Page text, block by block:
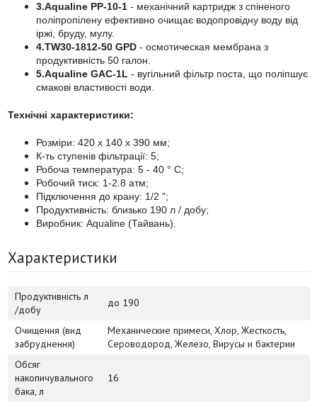
3.Aqualine PP-10-1- механічний картридж з спіненого
поліпропілену ефективно очищає водопровідну воду від
іржі, бруду, мулу.
4.TW30-1812-50 GPD- осмотическая мембрана з
продуктивність 50 галон.
5.Aqualine GAC-1L - вугільний фільтр поста, що поліпшує
смакові властивості води.
Технічні характеристики:
Розміри: 420 x 140 x 390 мм;
К-ть ступенів фільтрації: 5;
Робоча температура: 5 - 40 ° C;
Робочий тиск: 1-2.8 атм;
Підключення до крану: 1/2 ";
Продуктивність: близько 190 л / добу;
Виробник: Aqualine (Тайвань).
Характеристики
Продуктивність л
/добу
до 190
Очищення (вид
забруднення)
Механические примеси, Хлор, Жесткость,
Сероводород, Железо, Вирусы и бактерии
Обсяг
накопичувального
бака, л
16